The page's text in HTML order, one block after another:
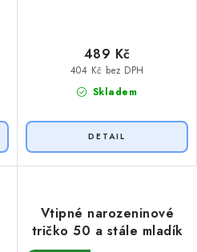
Skladem
404 Kč bez DPH
489 Kč
Vtipné narozeninové
tričko 50 a stále mladík